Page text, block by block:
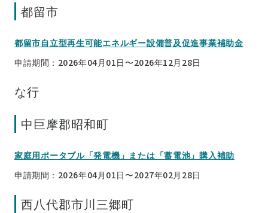
都留市
都留市自立型再生可能エネルギー設備普及促進事業補助金
申請期間：2026年04月01日〜2026年12月28日
な行
中巨摩郡昭和町
家庭用ポータブル「発電機」または「蓄電池」購入補助
申請期間：2026年04月01日〜2027年02月28日
西八代郡市川三郷町